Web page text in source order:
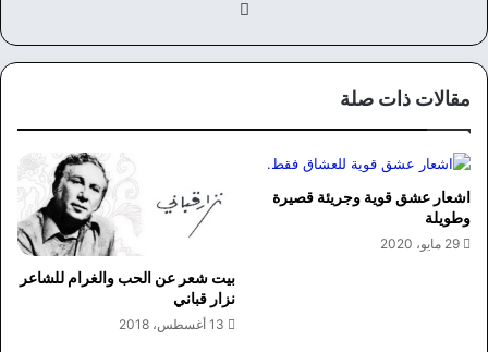
وك
مقالات ذات صلة
اشعار عشق قوية وجريئة قصيرة
وطويلة
29 مايو، 2020
بيت شعر عن الحب والغرام للشاعر
نزار قباني
13 أغسطس، 2018